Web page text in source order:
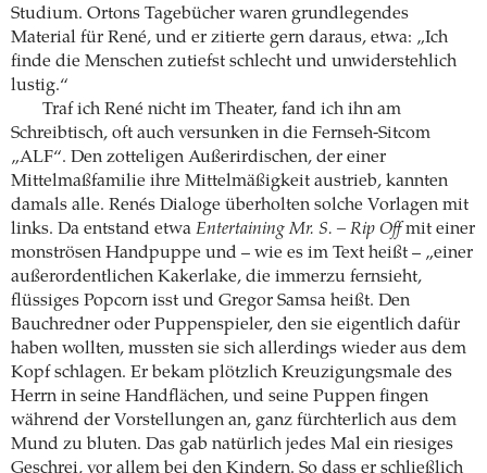
Studium. Ortons Tagebücher waren grundlegendes
Material für René, und er zitierte gern daraus, etwa: „Ich
finde die Menschen zutiefst schlecht und unwiderstehlich
lustig.“
Traf ich René nicht im Theater, fand ich ihn am
Schreibtisch, oft auch versunken in die Fernseh-Sitcom
„ALF“. Den zotteligen Außerirdischen, der einer
Mittelmaßfamilie ihre Mittelmäßigkeit austrieb, kannten
damals alle. Renés Dialoge überholten solche Vorlagen mit
links. Da entstand etwa Entertaining Mr. S. – Rip Offmit einer
monströsen Handpuppe und – wie es im Text heißt – „einer
außerordentlichen Kakerlake, die immerzu fernsieht,
flüssiges Popcorn isst und Gregor Samsa heißt. Den
Bauchredner oder Puppenspieler, den sie eigentlich dafür
haben wollten, mussten sie sich allerdings wieder aus dem
Kopf schlagen. Er bekam plötzlich Kreuzigungsmale des
Herrn in seine Handflächen, und seine Puppen fingen
während der Vorstellungen an, ganz fürchterlich aus dem
Mund zu bluten. Das gab natürlich jedes Mal ein riesiges
Geschrei, vor allem bei den Kindern. So dass er schließlich